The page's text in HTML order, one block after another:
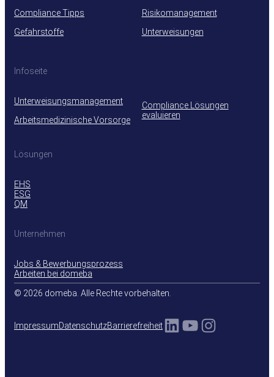
Compliance Tipps
Gefahrstoffe
Risikomanagement
Unterweisungen
Infoseite
Unterweisungsmanagement
Arbeitsmedizinische Vorsorge
Compliance Lösungen
evaluieren
Lösungen
EHS
ESG
QM
Unternehmen
Jobs & Bewerbungsprozess
Arbeiten bei domeba
© 2026 domeba. Alle Rechte vorbehalten.
ImpressumDatenschutzBarrierefreiheitLinkedIn
YouTube